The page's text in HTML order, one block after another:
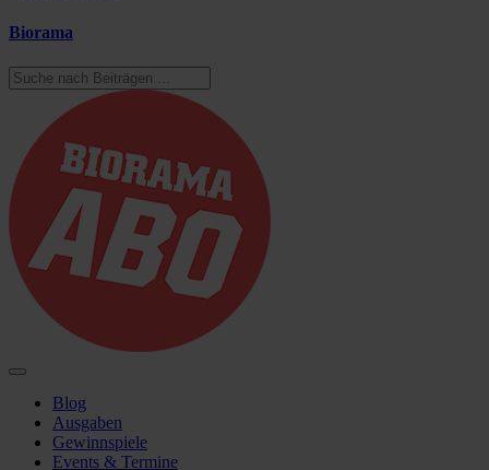
Biorama
Blog
Ausgaben
Gewinnspiele
Events & Termine